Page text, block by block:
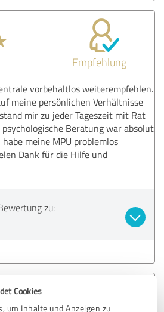
Cookies
um Inhalte und Anzeigen zu
Empfehlung
vorbehaltlos weiterempfehlen.
meine persönlichen Verhältnisse
mir zu jeder Tageszeit mit Rat
Beratung war absolut
meine MPU problemlos
Dank für die Hilfe und
zu: